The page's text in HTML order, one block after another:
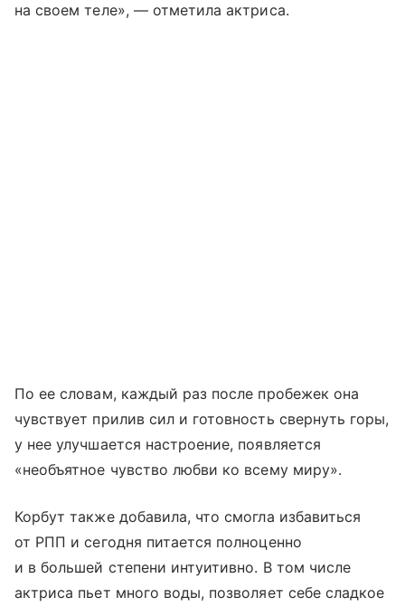
на своем теле», ― отметила актриса.
По ее словам, каждый раз после пробежек она
чувствует прилив сил и готовность свернуть горы,
у нее улучшается настроение, появляется
«необъятное чувство любви ко всему миру».
Корбут также добавила, что смогла избавиться
от РПП и сегодня питается полноценно
и в большей степени интуитивно. В том числе
актриса пьет много воды, позволяет себе сладкое